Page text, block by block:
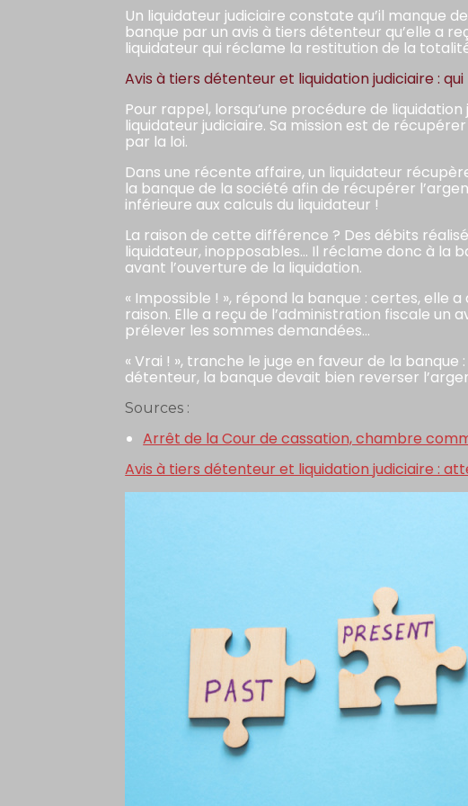
Un liquidateur judiciaire constate qu’il manque
banque par un avis à tiers détenteur qu’elle a
liquidateur qui réclame la restitution de la
Avis à tiers détenteur et liquidation judiciaire : qui
Pour rappel, lorsqu’une procédure de
liquidateur judiciaire. Sa mission est de
par la loi.
Dans une récente affaire, un liquidateur
la banque de la société afin de récupérer
inférieure aux calculs du liquidateur !
La raison de cette différence ? Des débits
liquidateur, inopposables… Il réclame donc à la
avant l’ouverture de la liquidation.
« Impossible ! », répond la banque : certes,
raison. Elle a reçu de l’administration fiscale
prélever les sommes demandées…
« Vrai ! », tranche le juge en faveur de la
détenteur, la banque devait bien reverser
Sources :
Arrêt de la Cour de cassation, chambre
Avis à tiers détenteur et liquidation judiciaire :